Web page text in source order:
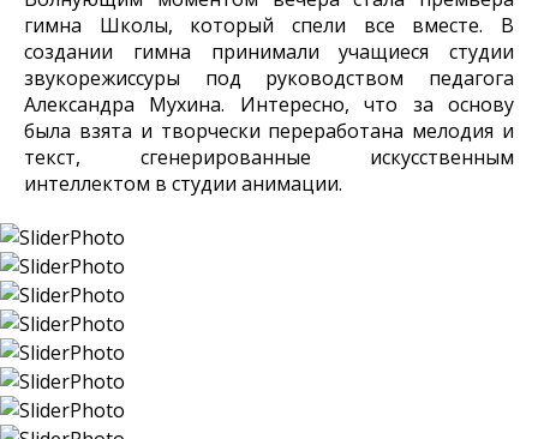
гимна Школы, который спели все вместе. В
создании гимна принимали учащиеся студии
звукорежиссуры под руководством педагога
Александра Мухина. Интересно, что за основу
была взята и творчески переработана мелодия и
текст, сгенерированные искусственным
интеллектом в студии анимации.